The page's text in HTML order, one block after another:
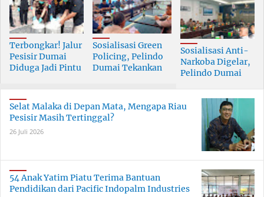
Terbongkar! Jalur
Pesisir Dumai
Diduga Jadi Pintu
Skala Besar
Sosialisasi Green
Policing, Pelindo
Dumai Tekankan
Bersama
Sosialisasi Anti-
Narkoba Digelar,
Pelindo Dumai
Selat Malaka di Depan Mata, Mengapa Riau
Pesisir Masih Tertinggal?
26 Juli 2026
54 Anak Yatim Piatu Terima Bantuan
Pendidikan dari Pacific Indopalm Industries